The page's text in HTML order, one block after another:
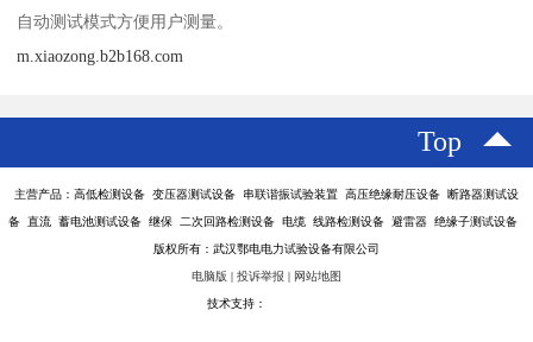
自动测试模式方便用户测量。
m.xiaozong.b2b168.com
Top
主营产品：高低检测设备 变压器测试设备 串联谐振试验装置 高压绝缘耐压设备 断路器测试设
备 直流 蓄电池测试设备 继保 二次回路检测设备 电缆 线路检测设备 避雷器 绝缘子测试设备
版权所有：武汉鄂电电力试验设备有限公司
电脑版 | 投诉举报 | 网站地图
技术支持：